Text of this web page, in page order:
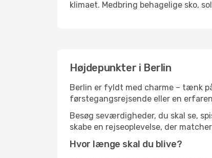
klimaet. Medbring behagelige sko,
Højdepunkter i Berlin
Berlin er fyldt med charme – tænk
førstegangsrejsende eller en
Besøg seværdigheder, du skal se,
skabe en rejseoplevelse, der
Hvor længe skal du blive?